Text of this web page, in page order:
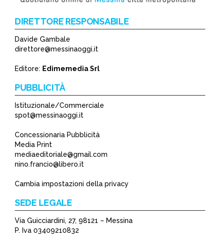
DIRETTORE RESPONSABILE
Davide Gambale
direttore@messinaoggi.it
Editore: Edimemedia Srl
PUBBLICITÀ
Istituzionale/Commerciale
spot@messinaoggi.it
Concessionaria Pubblicità
Media Print
mediaeditoriale@gmail.com
nino.francio@libero.it
Cambia impostazioni della privacy
SEDE LEGALE
Via Guicciardini, 27, 98121 – Messina
P. Iva 03409210832